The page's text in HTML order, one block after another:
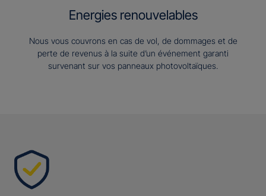
Energies renouvelables
Nous vous couvrons en cas de vol, de dommages et de
perte de revenus à la suite d’un événement garanti
survenant sur vos panneaux photovoltaïques.